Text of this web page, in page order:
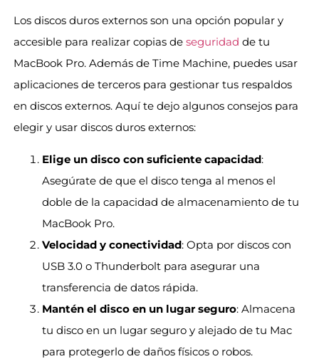
Los discos duros externos son una opción popular y
accesible para realizar copias de seguridad de tu
MacBook Pro. Además de Time Machine, puedes usar
aplicaciones de terceros para gestionar tus respaldos
en discos externos. Aquí te dejo algunos consejos para
elegir y usar discos duros externos:
Elige un disco con suficiente capacidad:
Asegúrate de que el disco tenga al menos el
doble de la capacidad de almacenamiento de tu
MacBook Pro.
Velocidad y conectividad: Opta por discos con
USB 3.0 o Thunderbolt para asegurar una
transferencia de datos rápida.
Mantén el disco en un lugar seguro: Almacena
tu disco en un lugar seguro y alejado de tu Mac
para protegerlo de daños físicos o robos.